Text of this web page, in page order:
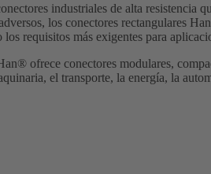
industriales de alta resistencia
los conectores rectangulares
requisitos más exigentes para
ofrece conectores modulares,
el transporte, la energía, la